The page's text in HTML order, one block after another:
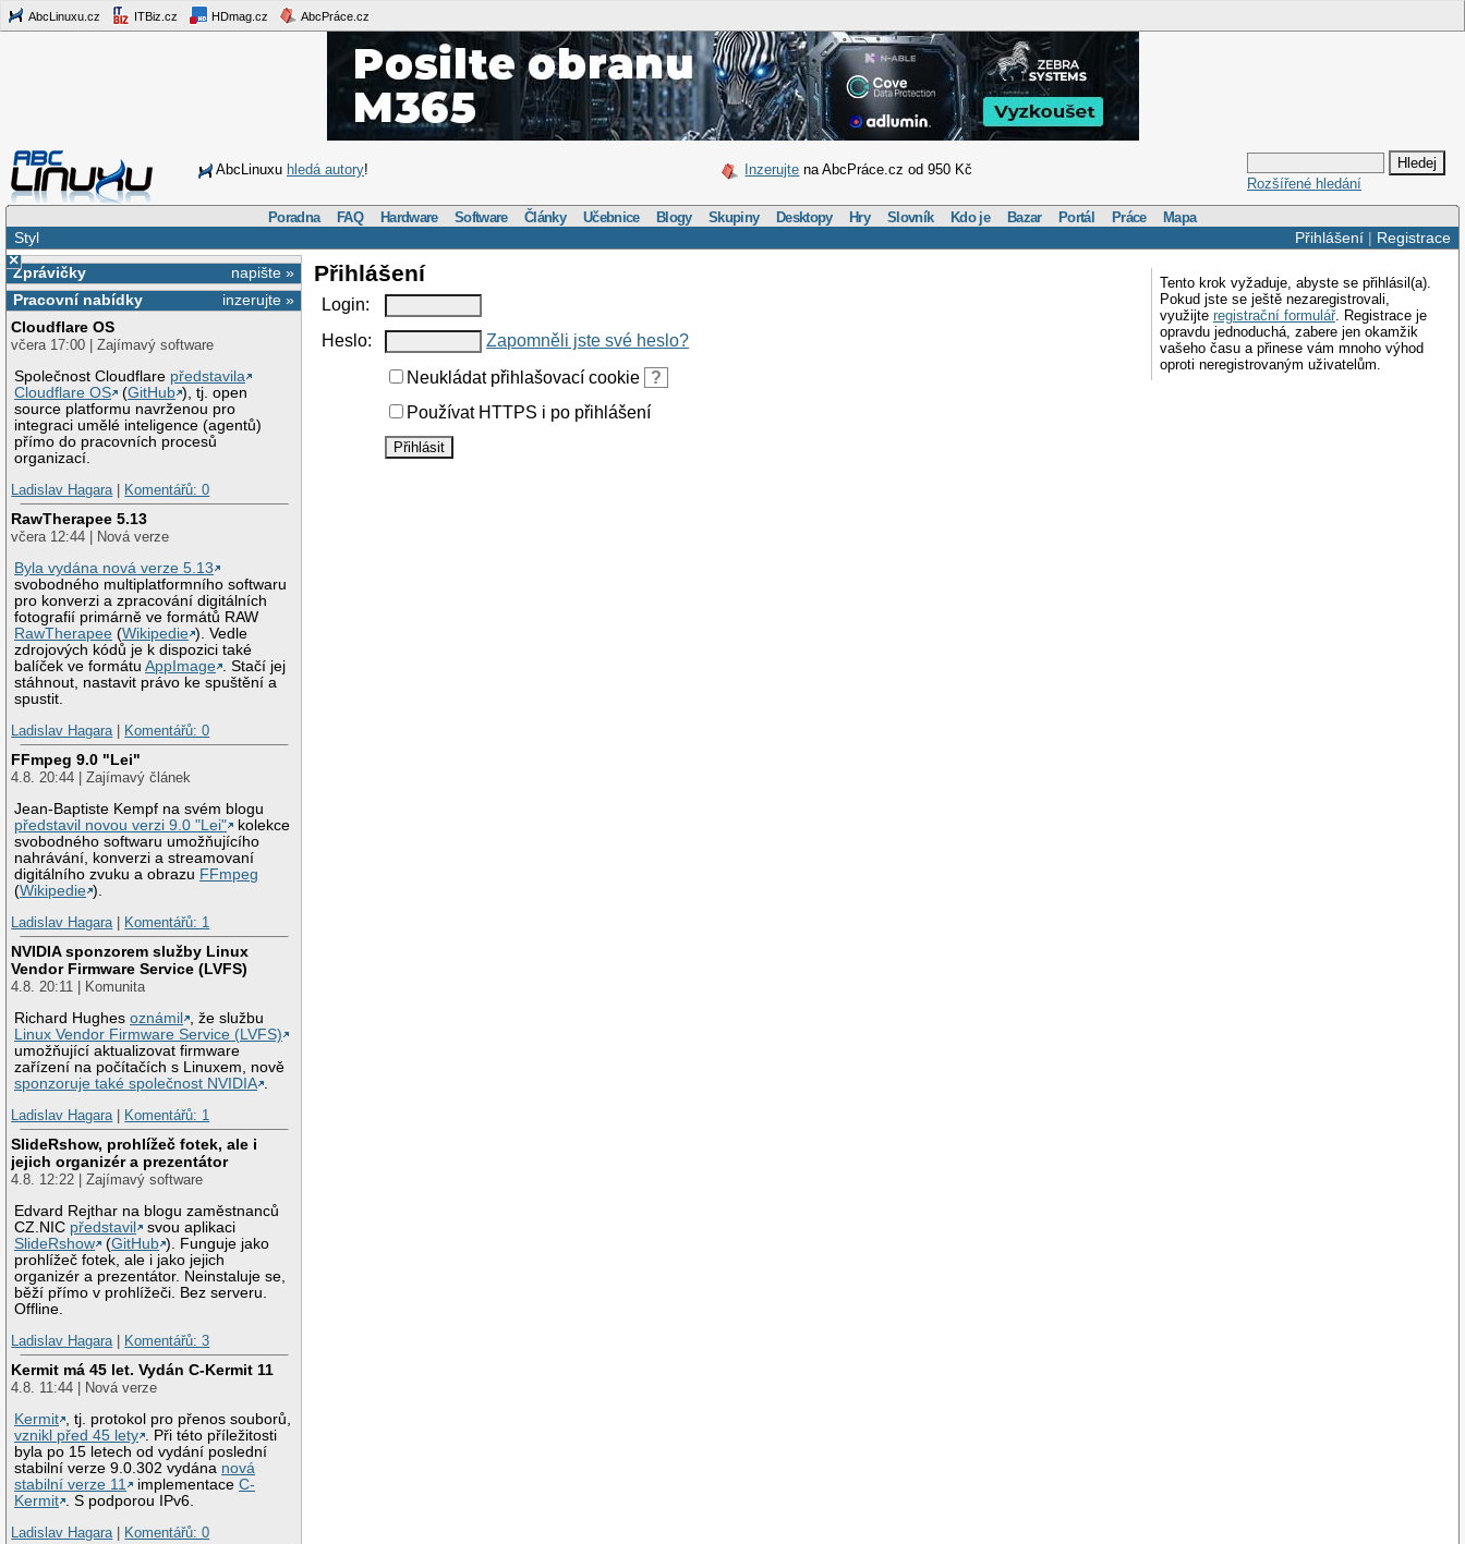
AbcLinuxu.cz ITBiz.cz HDmag.cz AbcPráce.cz
AbcLinuxu hledá autory! Inzerujte na AbcPráce.cz od 950 Kč
Rozšířené hledání
Poradna FAQ Hardware Software Články Učebnice Blogy Skupiny Desktopy Hry Slovník Kdo je Bazar Portál Práce Mapa
Přihlášení| Registrace
Styl
×
napište »
Zprávičky
inzerujte »
Pracovní nabídky
Cloudflare OS
včera 17:00 | Zajímavý software
Společnost Cloudflare představila
Cloudflare OS
(GitHub ), tj. open
source platformu navrženou pro
integraci umělé inteligence (agentů)
přímo do pracovních procesů
organizací.
Ladislav Hagara| Komentářů: 0
RawTherapee 5.13
včera 12:44 | Nová verze
Byla vydána nová verze 5.13
svobodného multiplatformního softwaru
pro konverzi a zpracování digitálních
fotografií primárně ve formátů RAW
RawTherapee (Wikipedie ). Vedle
zdrojových kódů je k dispozici také
balíček ve formátuAppImage
. Stačí jej
stáhnout, nastavit právo ke spuštění a
spustit.
Ladislav Hagara| Komentářů: 0
FFmpeg 9.0 "Lei"
4.8. 20:44 | Zajímavý článek
Jean-Baptiste Kempf na svém blogu
představil novou verzi 9.0 "Lei"
kolekce
svobodného softwaru umožňujícího
nahrávání, konverzi a streamovaní
digitálního zvuku a obrazu FFmpeg
(Wikipedie ).
Ladislav Hagara| Komentářů: 1
NVIDIA sponzorem služby Linux
Vendor Firmware Service (LVFS)
4.8. 20:11 | Komunita
Richard Hughesoznámil
, že službu
Linux Vendor Firmware Service (LVFS)
umožňující aktualizovat firmware
zařízení na počítačích s Linuxem, nově
sponzoruje také společnost NVIDIA
Ladislav Hagara| Komentářů: 1
SlideRshow, prohlížeč fotek, ale i
jejich organizér a prezentátor
4.8. 12:22 | Zajímavý software
Edvard Rejthar na blogu zaměstnanců
CZ.NIC představil
svou aplikaci
SlideRshow
(GitHub ). Funguje jako
prohlížeč fotek, ale i jako jejich
organizér a prezentátor. Neinstaluje se,
běží přímo v prohlížeči. Bez serveru.
Offline.
Ladislav Hagara| Komentářů: 3
Kermit má 45 let. Vydán C-Kermit 11
4.8. 11:44 | Nová verze
Kermit
, tj. protokol pro přenos souborů,
vznikl před 45 lety
. Při této příležitosti
byla po 15 letech od vydání poslední
stabilní verze 9.0.302 vydána nová
stabilní verze 11
implementaceC-
Kermit
. S podporou IPv6.
Ladislav Hagara| Komentářů: 0
Tento krok vyžaduje, abyste se přihlásil(a).
Pokud jste se ještě nezaregistrovali,
využijte registrační formulář. Registrace je
opravdu jednoduchá, zabere jen okamžik
vašeho času a přinese vám mnoho výhod
oproti neregistrovaným uživatelům.
Přihlášení
Login:
Heslo:
Zapomněli jste své heslo?
Neukládat přihlašovací cookie
?
Používat HTTPS i po přihlášení